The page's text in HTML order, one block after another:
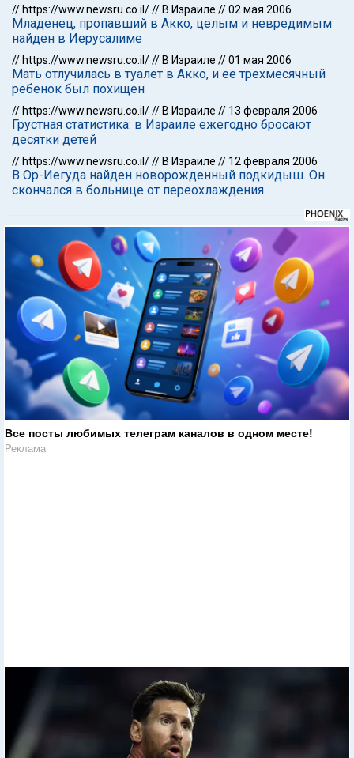
// https://www.newsru.co.il/// В Израиле //02 мая 2006
Младенец, пропавший в Акко, целым и невредимым
найден в Иерусалиме
// https://www.newsru.co.il/// В Израиле //01 мая 2006
Мать отлучилась в туалет в Акко, и ее трехмесячный
ребенок был похищен
// https://www.newsru.co.il/// В Израиле // 13 февраля 2006
Грустная статистика: в Израиле ежегодно бросают
десятки детей
// https://www.newsru.co.il/// В Израиле // 12 февраля 2006
В Ор-Иегуда найден новорожденный подкидыш. Он
скончался в больнице от переохлаждения
Все посты любимых телеграм каналов в одном месте!
Реклама